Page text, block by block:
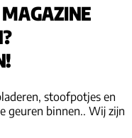
stoofpotjes en
geuren binnen.. Wij zijn